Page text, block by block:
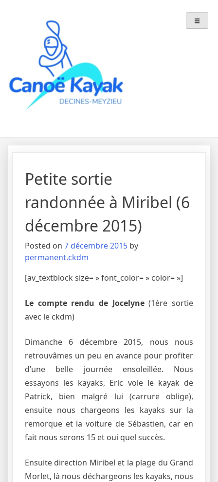
Petite sortie
randonnée à Miribel (6
décembre 2015)
Posted on 7 décembre 2015 by
permanent.ckdm
[av_textblock size= » font_color= » color= »]
Le compte rendu de Jocelyne(1ère sortie
avec le ckdm)
Dimanche 6 décembre 2015, nous nous
retrouvâmes un peu en avance pour profiter
d’une belle journée ensoleillée. Nous
essayons les kayaks, Eric vole le kayak de
Patrick, bien malgré lui (carrure oblige),
ensuite nous chargeons les kayaks sur la
remorque et la voiture de Sébastien, car en
fait nous serons 15 et oui quel succès.
Ensuite direction Miribel et la plage du Grand
Morlet, là nous déchargeons les kayaks, nous